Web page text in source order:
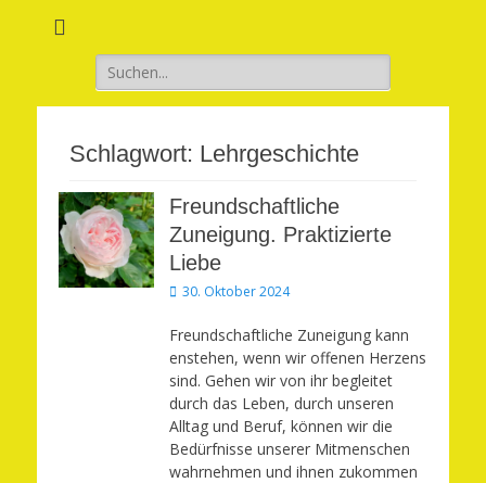
Suchen
nach:
Schlagwort: Lehrgeschichte
Freundschaftliche
Zuneigung. Praktizierte
Liebe
Veröffentlicht
30. Oktober 2024
Freundschaftliche Zuneigung kann
enstehen, wenn wir offenen Herzens
sind. Gehen wir von ihr begleitet
durch das Leben, durch unseren
Alltag und Beruf, können wir die
Bedürfnisse unserer Mitmenschen
wahrnehmen und ihnen zukommen